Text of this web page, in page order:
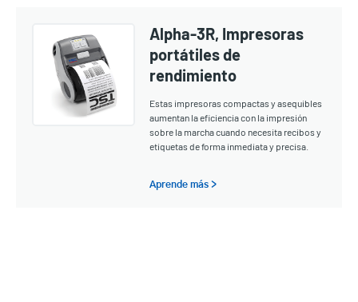
Alpha-3R, Impresoras
portátiles de
rendimiento
Estas impresoras compactas y asequibles
aumentan la eficiencia con la impresión
sobre la marcha cuando necesita recibos y
etiquetas de forma inmediata y precisa.
Aprende más >